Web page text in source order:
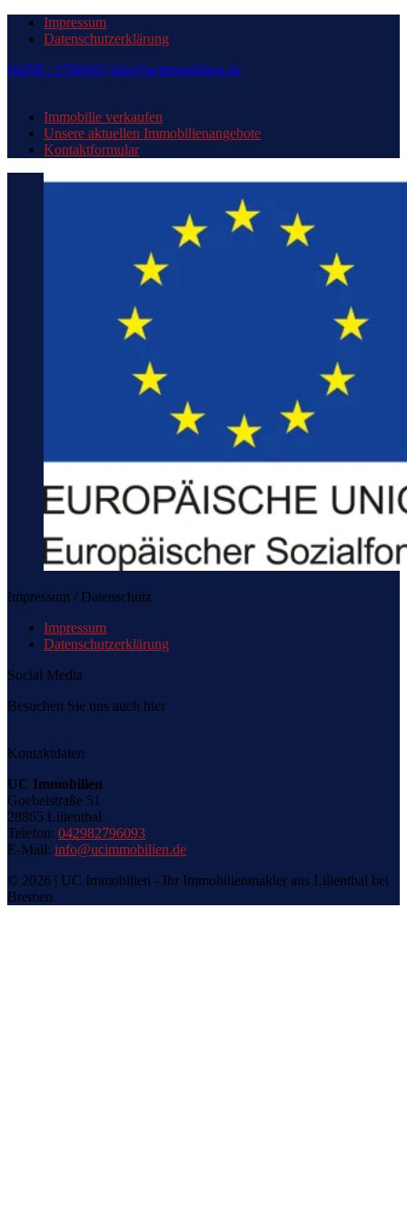
Impressum
Datenschutzerklärung
04298 / 2796093 info@ucimmobilien.de
Immobilie verkaufen
Unsere aktuellen Immobilienangebote
Kontaktformular
Impressum / Datenschutz
Impressum
Datenschutzerklärung
Social Media
Besuchen Sie uns auch hier
Kontaktdaten
UC Immobilien
Goebelstraße 51
28865 Lilienthal
Telefon: 042982796093
E-Mail: info@ucimmobilien.de
© 2026 | UC Immobilien - Ihr Immobilienmakler aus Lilienthal bei
Bremen